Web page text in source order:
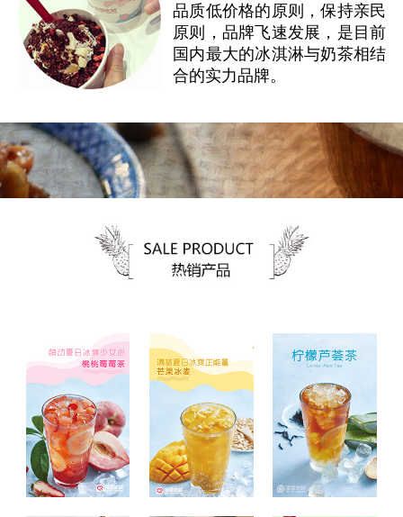
品质低价格的原则，保持亲民
原则，品牌飞速发展，是目前
国内最大的冰淇淋与奶茶相结
合的实力品牌。